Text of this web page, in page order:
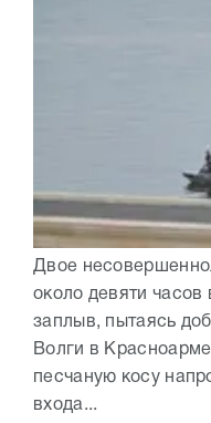
Двое
около девяти часов
заплыв, пытаясь
Волги в
песчаную косу
входа...